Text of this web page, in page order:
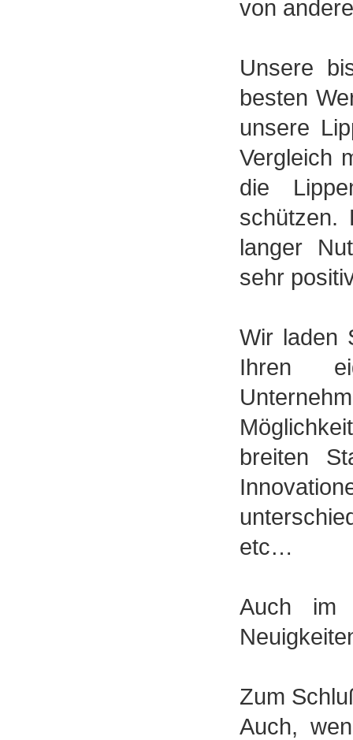
von
Unsere
besten
unsere
Vergleich
die
schützen.
langer
sehr
Wir laden
Ihren
breiten
etc…
Auch im
Zum
Auch,